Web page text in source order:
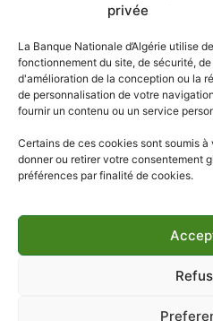
privée
La Banque Nationale d’Algérie utilise
fonctionnement du site, de sécurité,
d'amélioration de la conception ou la
de personnalisation de votre
fournir un contenu ou un service
Certains de ces cookies sont soumis
donner ou retirer votre consentement
préférences par finalité de cookies.
Direction Générale :
Adresse : Quartier d’Affaires Bab
Centre de Relation Client :
Adresse : Quartier d’Affaires Bab
Centre d’appel :3306